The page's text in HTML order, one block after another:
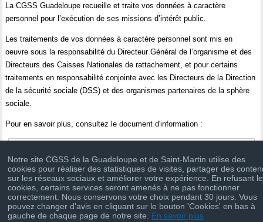
Notre site CGSS de la Guadeloupe et de Saint-Martin utilise des
cookies pour réaliser des statistiques de visites, partager des
sur les réseaux sociaux et améliorer votre expérience. En refusant
cookies, certains services seront amenés à ne pas fonctionner
correctement. Nous conservons votre choix pendant 30 jours. Vous
pouvez changer d'avis en cliquant sur le bouton 'Cookies' en bas à
gauche de chaque page de notre site. En savoir plus
La CGSS Guadeloupe recueille et traite vos données à caractère
personnel pour l’exécution de ses missions d’intérêt public.
Les traitements de vos données à caractère personnel sont mis en
oeuvre sous la responsabilité du Directeur Général de l’organisme et des
Directeurs des Caisses Nationales de rattachement, et pour certains
traitements en responsabilité conjointe avec les Directeurs de la Direction
de la sécurité sociale (DSS) et des organismes partenaires de la sphère
sociale.
Pour en savoir plus, consultez le document d'information :